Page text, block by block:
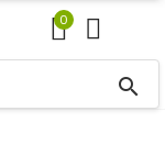
0
search